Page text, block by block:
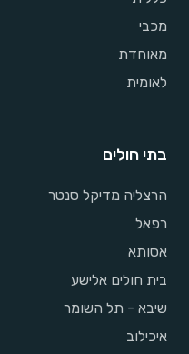
מכבי
מאוחדת
לאומית
בתי חולים
הרצליה מדיקל סנטר
רפאל
אסותא
בית חולים אלישע
שיבא - תל השומר
איכילוב